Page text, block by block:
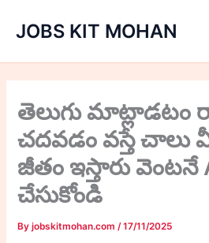
JOBS KIT MOHAN
తెలుగు
చదవడం వస్తే చాలు
జీతం ఇస్తారు వెంటనే
చేసుకోండి
Byjobskitmohan.com /17/11/2025